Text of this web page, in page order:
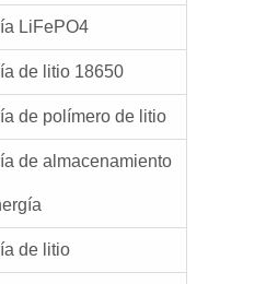
LiFePO4
de litio 18650
de polímero de litio
de almacenamiento
de litio